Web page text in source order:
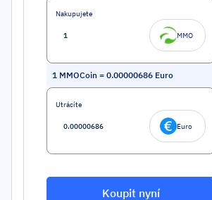
Nakupujete
MMO
1 MMOCoin = 0.00000686 Euro
Utrácíte
Euro
Koupit nyní